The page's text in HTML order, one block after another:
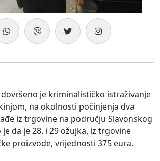
dovršeno je kriminalističko istraživanje
na okolnosti počinjenja dva
iz trgovine na području Slavonskog
da je 28. i 29 ožujka, iz trgovine
proizvode, vrijednosti 375 eura.